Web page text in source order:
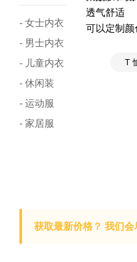
- 女士内衣
- 男士内衣
- 儿童内衣
- 休闲装
- 运动服
- 家居服
透气舒适
可以定制颜
T
获取最新价格？ 我们会